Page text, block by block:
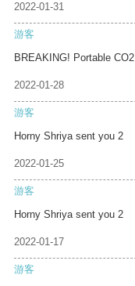
2022-01-31
游客
BREAKING! Portable CO2
2022-01-28
游客
Horny Shriya sent you 2
2022-01-25
游客
Horny Shriya sent you 2
2022-01-17
游客